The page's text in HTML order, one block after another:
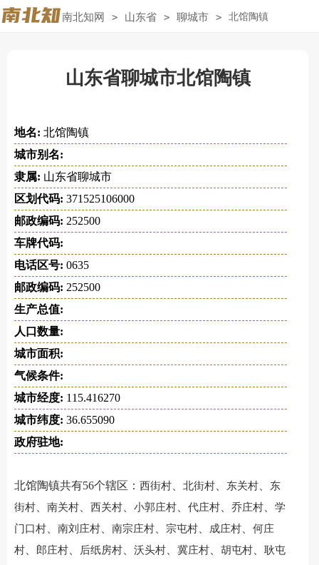
南北知网 > 山东省 > 聊城市 > 北馆陶镇
山东省聊城市北馆陶镇
地名: 北馆陶镇
城市别名:
隶属: 山东省聊城市
区划代码: 371525106000
邮政编码: 252500
车牌代码:
电话区号: 0635
邮政编码: 252500
生产总值:
人口数量:
城市面积:
气候条件:
城市经度: 115.416270
城市纬度: 36.655090
政府驻地:
北馆陶镇共有56个辖区： 西街村 北街村 东关村
东
街村
南关村 西关村 小郭庄村 代庄村 乔庄村
学
门口村
南刘庄村 南宗庄村 宗屯村 成庄村
何庄
村
郎庄村 后纸房村 沃头村 冀庄村 胡屯村
耿屯